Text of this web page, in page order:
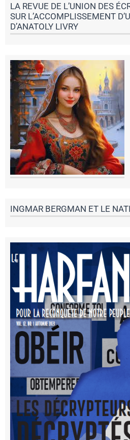
LA REVUE DE L’UNION DES
SUR L’ACCOMPLISSEMENT
D’ANATOLY LIVRY
INGMAR BERGMAN ET LE